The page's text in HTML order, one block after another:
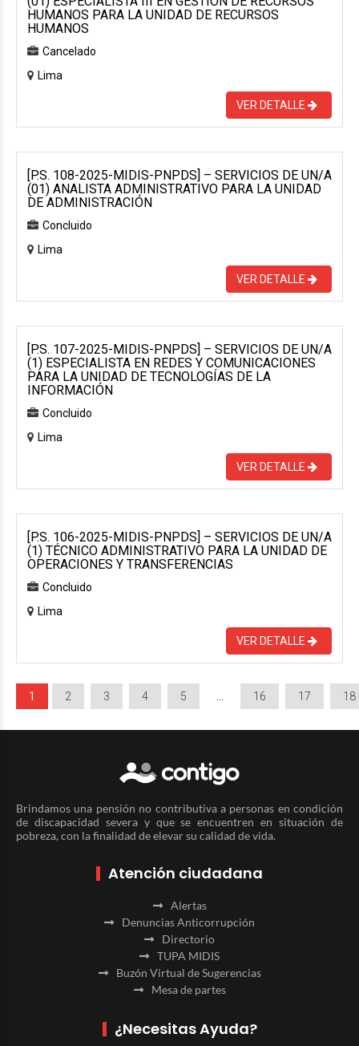
HUMANOS PARA LA UNIDAD DE RECURSOS
HUMANOS
Cancelado
Lima
VER DETALLE
[P.S. 108-2025-MIDIS-PNPDS] – SERVICIOS DE UN/A
(01) ANALISTA ADMINISTRATIVO PARA LA UNIDAD
DE ADMINISTRACIÓN
Concluido
Lima
VER DETALLE
[P.S. 107-2025-MIDIS-PNPDS] – SERVICIOS DE UN/A
(1) ESPECIALISTA EN REDES Y COMUNICACIONES
PARA LA UNIDAD DE TECNOLOGÍAS DE LA
INFORMACIÓN
Concluido
Lima
VER DETALLE
[P.S. 106-2025-MIDIS-PNPDS] – SERVICIOS DE UN/A
(1) TÉCNICO ADMINISTRATIVO PARA LA UNIDAD DE
OPERACIONES Y TRANSFERENCIAS
Concluido
Lima
VER DETALLE
1 2 3 4 5 16 17 18
Brindamos una pensión no contributiva a personas en condición
de discapacidad severa y que se encuentren en situación de
pobreza, con la finalidad de elevar su calidad de vida.
Atención ciudadana
Alertas
Denuncias Anticorrupción
Directorio
TUPA MIDIS
Buzón Virtual de Sugerencias
Mesa de partes
¿Necesitas Ayuda?